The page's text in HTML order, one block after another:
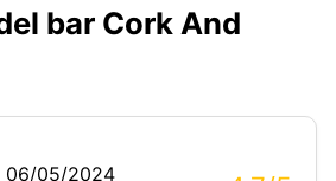
bar Cork And
06/05/2024